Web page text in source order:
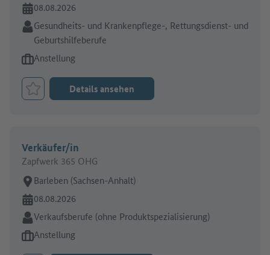
Online seit:
08.08.2026
Branche:
Gesundheits- und Krankenpflege-, Rettungsdienst- und
Geburtshilfeberufe
Art des Jobangebots:
Anstellung
Job merken
Details ansehen
Verkäufer/in
Zapfwerk 365 OHG
Arbeitsort:
Barleben (Sachsen-Anhalt)
Online seit:
08.08.2026
Branche:
Verkaufsberufe (ohne Produktspezialisierung)
Art des Jobangebots:
Anstellung